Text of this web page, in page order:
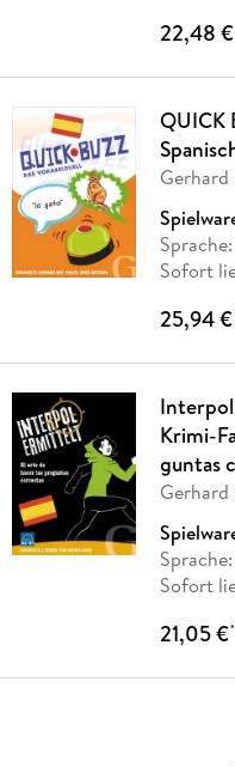
22,48 €
QUICK
Gerhard
Sofort
25,94 €
Krimi-
guntas
Gerhard
Sofort
21,05 €*